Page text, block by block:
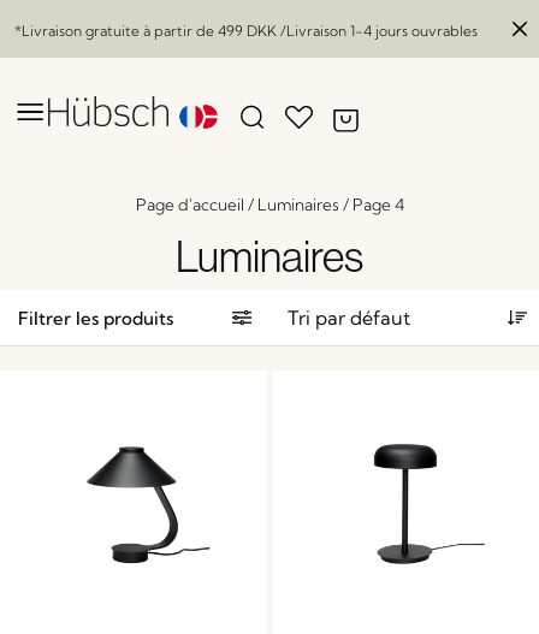
*Livraison gratuite à partir de 499 DKK /Livraison 1-4 jours ouvrables
Page d'accueil / Luminaires / Page 4
Luminaires
Filtrer les produits